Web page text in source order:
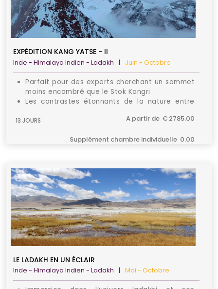
EXPÉDITION KANG YATSE - II
Inde - Himalaya Indien - Ladakh | Juin - Octobre
Parfait pour des experts cherchant un sommet
moins encombré que le Stok Kangri
Les contrastes étonnants de la nature entre
Aperçu de la vie quotidienne des habitants des
13 JOURS A partir de € 2785.00
Supplément chambre individuelle 0.00
LE LADAKH EN UN ÉCLAIR
Inde - Himalaya Indien - Ladakh | Mai - Octobre